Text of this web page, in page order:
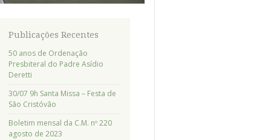
Publicações Recentes
50 anos de Ordenação
Presbiteral do Padre Asídio
Deretti
30/07 9h Santa Missa – Festa de
São Cristóvão
Boletim mensal da C.M. nº 220
agosto de 2023